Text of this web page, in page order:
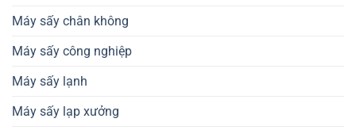
Máy sấy chân không
Máy sấy công nghiệp
Máy sấy lạnh
Máy sấy lạp xưởng